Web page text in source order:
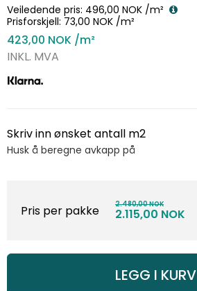
Veiledende pris: 496,00 NOK /m²
Prisforskjell: 73,00 NOK /m²
423,00 NOK /m²
INKL. MVA
Skriv inn ønsket antall m2
Husk å beregne avkapp på
Pris per pakke 2.480,00 NOK
2.115,00 NOK
LEGG I KURV